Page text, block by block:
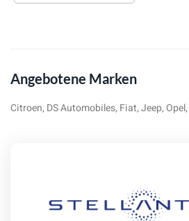
Angebotene Marken
Citroen, DS Automobiles, Fiat, Jeep,